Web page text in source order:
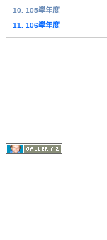
10. 105學年度
11. 106學年度